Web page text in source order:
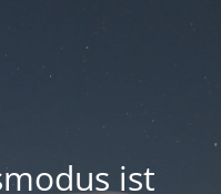
ist